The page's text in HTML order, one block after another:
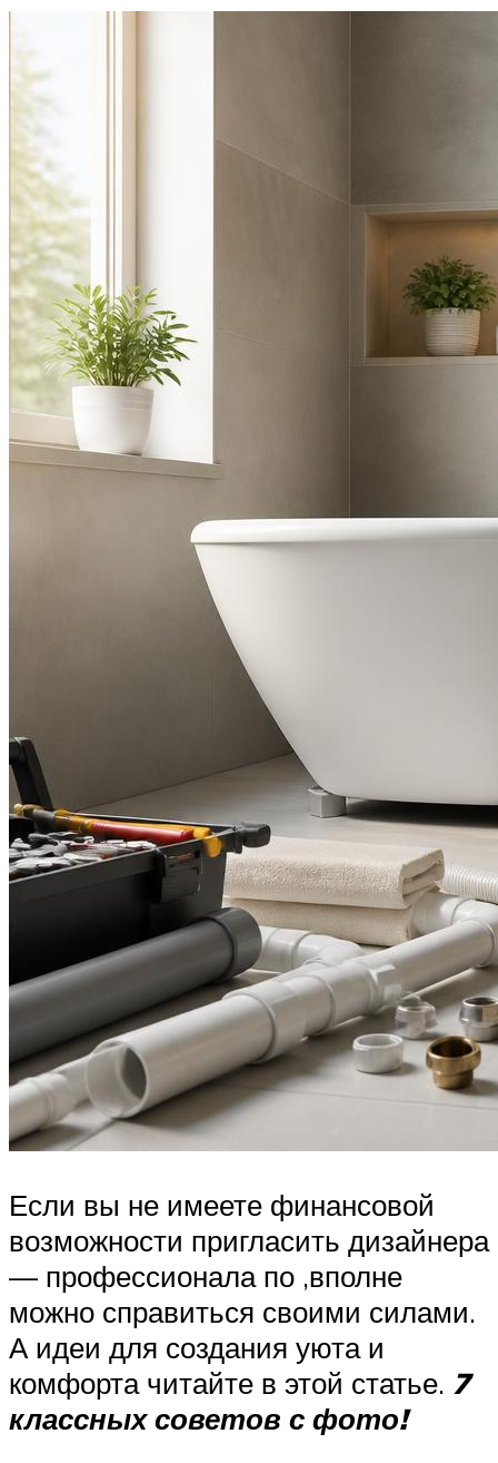
Если вы не имеете финансовой
возможности пригласить дизайнера
— профессионала по ,вполне
можно справиться своими силами.
А идеи для создания уюта и
комфорта читайте в этой статье. 7
классных советов с фото!